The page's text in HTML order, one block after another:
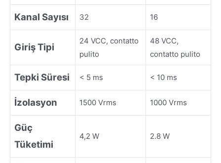
Kanal Sayısı 32 16
Giriş Tipi
24 VCC, contatto
pulito
48 VCC,
contatto pulito
Tepki Süresi < 5 ms < 10 ms
İzolasyon 1500 Vrms 1000 Vrms
Güç
Tüketimi
4,2 W 2.8 W